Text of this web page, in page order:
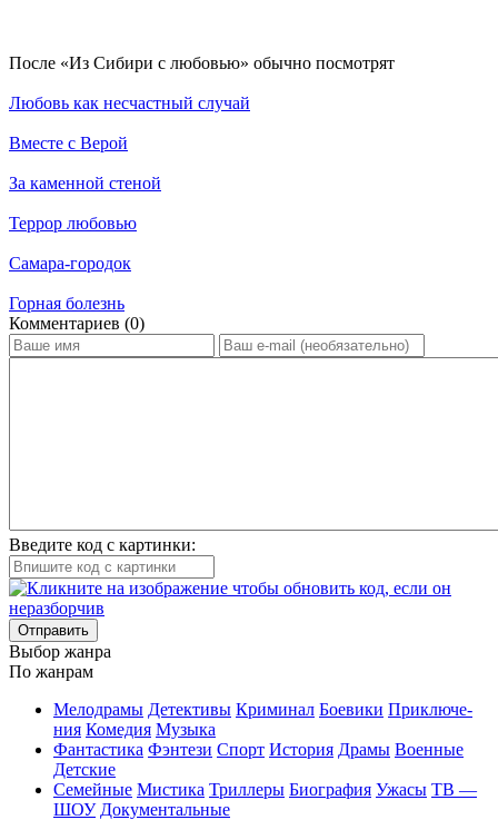
По­сле «Из Сибири с любовью» обыч­но по­смот­рят
Любовь как несчастный случай
Вместе с Верой
За каменной стеной
Террор любовью
Самара-городок
Горная болезнь
Ком­мен­та­ри­ев (0)
Введите код с картинки:
Отправить
Вы­бор жан­ра
По жан­рам
Ме­ло­дра­мы Де­тек­ти­вы Кри­ми­нал Бое­ви­ки При­клю­че­
ния Ко­ме­дия Му­зы­ка
Фан­та­сти­ка Фэн­те­зи Спорт Ис­то­рия Дра­мы Во­ен­ные
Дет­ские
Се­мей­ные Мис­ти­ка Трил­ле­ры Био­гра­фия Ужа­сы ТВ —
ШОУ До­ку­мен­таль­ные